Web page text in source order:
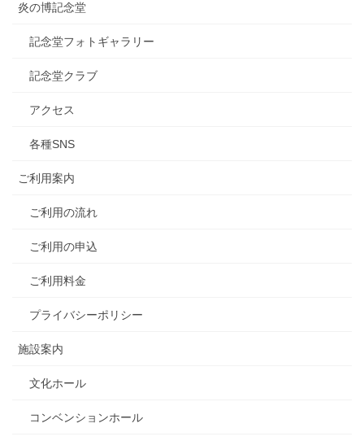
炎の博記念堂
記念堂フォトギャラリー
記念堂クラブ
アクセス
各種SNS
ご利用案内
ご利用の流れ
ご利用の申込
ご利用料金
プライバシーポリシー
施設案内
文化ホール
コンベンションホール